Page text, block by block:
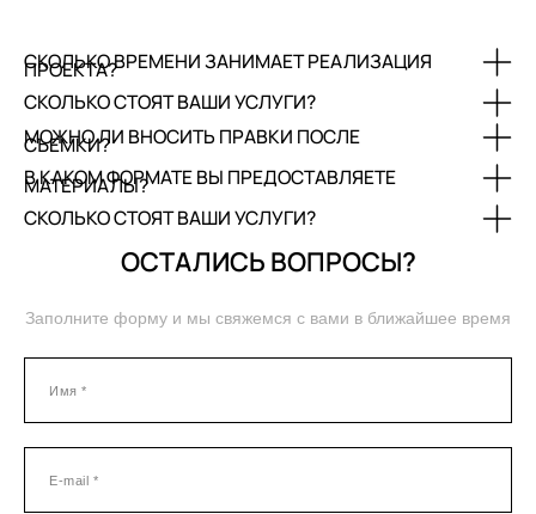
СКОЛЬКО ВРЕМЕНИ ЗАНИМАЕТ РЕАЛИЗАЦИЯ
ПРОЕКТА?
СКОЛЬКО СТОЯТ ВАШИ УСЛУГИ?
МОЖНО ЛИ ВНОСИТЬ ПРАВКИ ПОСЛЕ
СЪЕМКИ?
В КАКОМ ФОРМАТЕ ВЫ ПРЕДОСТАВЛЯЕТЕ
МАТЕРИАЛЫ?
СКОЛЬКО СТОЯТ ВАШИ УСЛУГИ?
ОСТАЛИСЬ ВОПРОСЫ?
Заполните форму и мы свяжемся с вами в ближайшее время
Имя *
E-mail *